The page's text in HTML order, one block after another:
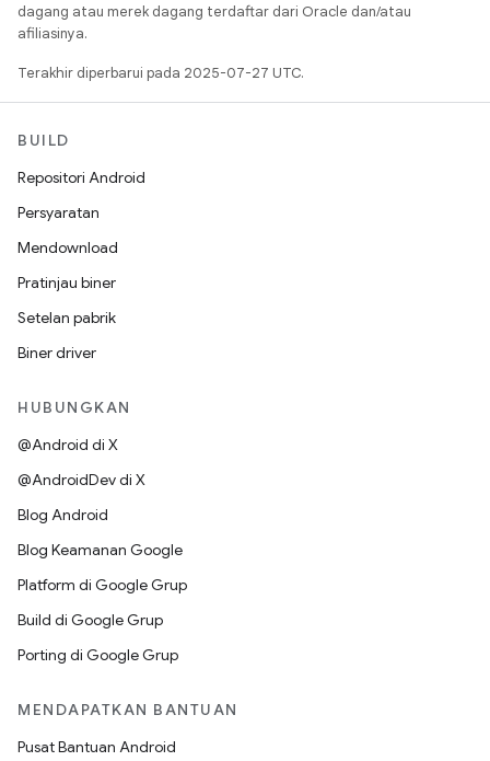
dagang atau merek dagang terdaftar dari Oracle dan/atau
afiliasinya.
Terakhir diperbarui pada 2025-07-27 UTC.
BUILD
Repositori Android
Persyaratan
Mendownload
Pratinjau biner
Setelan pabrik
Biner driver
HUBUNGKAN
@Android di X
@AndroidDev di X
Blog Android
Blog Keamanan Google
Platform di Google Grup
Build di Google Grup
Porting di Google Grup
MENDAPATKAN BANTUAN
Pusat Bantuan Android